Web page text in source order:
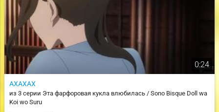
0:24
АХАХАХ
из 3 серии Эта фарфоровая кукла влюбилась / Sono Bisque Doll wa
Koi wo Suru